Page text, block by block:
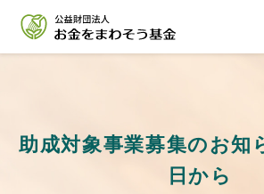
助成対象事業募集のお
日から